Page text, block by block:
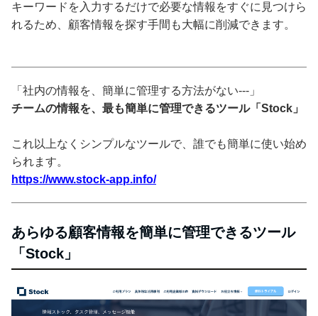
キーワードを入力するだけで必要な情報をすぐに見つけら
れるため、顧客情報を探す手間も大幅に削減できます。
「社内の情報を、簡単に管理する方法がない---」
チームの情報を、最も簡単に管理できるツール「Stock」
これ以上なくシンプルなツールで、誰でも簡単に使い始め
られます。
https://www.stock-app.info/
あらゆる顧客情報を簡単に管理できるツール
「Stock」